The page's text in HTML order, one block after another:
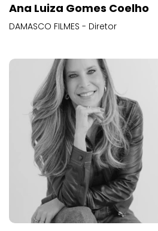
Ana Luiza Gomes Coelho
DAMASCO FILMES - Diretor